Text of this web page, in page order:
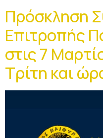
Πρόσκληση
Επιτροπής
στις 7
Τρίτη και